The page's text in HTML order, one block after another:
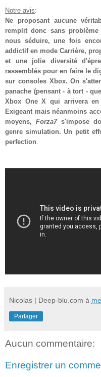
Notre avis:
Ne proposant aucune
remplit donc sans
nous séduire, une fois
addictif en mode Carrière,
et une jolie diversité
rassemblés pour en faire le
sur consoles Xbox. On
panache (pensant - à tort -
Xbox One X qui arrivera
Exigeant mais néanmoins
moyens, Forza7s'impose
genre simulation. Un petit
perfection
Nicolas | Deep-blu.com à
Partager
Aucun commentaire:
Enregistrer un